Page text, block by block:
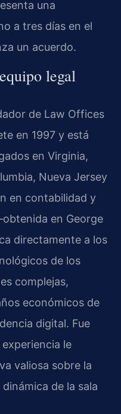
una
a tres días en el
un acuerdo.
legal
de Law Offices
en 1997 y está
en Virginia,
Nueva Jersey
en contabilidad y
en George
directamente a los
de los
complejas,
económicos de
digital. Fue
le
valiosa sobre la
de la sala